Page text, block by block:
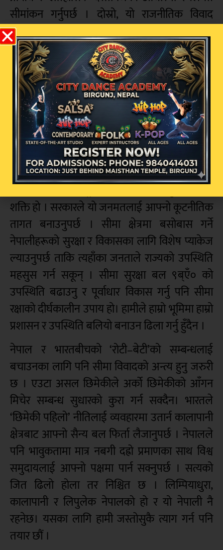
सीमांकन गर्नुपर्छ । दोस्रो, यो राजनीतिक विवाद
भएकोले दुवै देशका प्रधानमन्त्री तहमा ‘ब्याक च्यानल’ र
औपचारिक कूटनीति सक्रिय हुनुपर्छ । यदि द्विपक्षीय
वार्ताबाट समाधान निस्कन सकेन भने नेपालले यस
विषयलाई अन्तर्राष्ट्रियकरण गर्न हिचकिचाउनु हुँदैन ।
संयुक्त राष्ट्रसंघ र अन्तर्राष्ट्रिय न्यायालय ९क्ष्ऋव्० मा
तथ्यसहित जानु नेपालको अधिकार हो, जसले
भारतमाथि नैतिक दबाब सिर्जना गर्नेछ।
नेपालको आन्तरिक राजनीतिमा पनि यस विषयमा
अभूतपूर्व एकता देखिएको छ । सबै राजनीतिक दल र
नागरिक समाज राष्ट्रियताको पक्षमा उभिनु नेपालको
शक्ति हो । सरकारले यो जनमतलाई आफ्नो कूटनीतिक
तागत बनाउनुपर्छ । सीमा क्षेत्रमा बसोबास गर्ने
नेपालीहरूको सुरक्षा र विकासका लागि विशेष प्याकेज
ल्याउनुपर्छ ताकि त्यहाँका जनताले राज्यको उपस्थिति
महसुस गर्न सकून् । सीमा सुरक्षा बल ९ब्एँ० को
उपस्थिति बढाउनु र पूर्वाधार विकास गर्नु पनि सीमा
रक्षाको दीर्घकालीन उपाय हो। हामीले हाम्रो भूमिमा हाम्रो
प्रशासन र उपस्थिति बलियो बनाउन ढिला गर्नु हुँदैन ।
नेपाल र भारतबीचको ‘रोटी–बेटी’को सम्बन्धलाई
बचाउनका लागि पनि सीमा विवादको अन्त्य हुनु जरुरी
छ । एउटा असल छिमेकीले अर्को छिमेकीको आँगन
मिचेर सम्बन्ध सुधारको कुरा गर्न सक्दैन। भारतले
‘छिमेकी पहिलो’ नीतिलाई व्यवहारमा उतार्न कालापानी
क्षेत्रबाट आफ्नो सैन्य बल फिर्ता लैजानुपर्छ । नेपालले
पनि भावुकतामा मात्र नबगी दह्रो प्रमाणका साथ विश्व
समुदायलाई आफ्नो पक्षमा पार्न सक्नुपर्छ । सत्यको
जित ढिलो होला तर निश्चित छ । लिम्पियाधुरा,
कालापानी र लिपुलेक नेपालको हो र यो नेपाली नै
रहनेछ। यसका लागि हामी जस्तोसुकै त्याग गर्न पनि
तयार छौं ।